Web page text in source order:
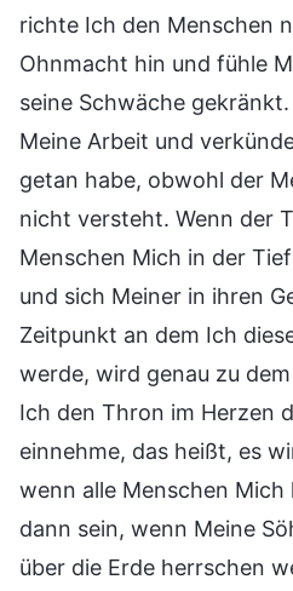
richte Ich den Menschen
Ohnmacht hin und fühle
seine Schwäche
Meine Arbeit und
getan habe, obwohl der
nicht versteht. Wenn der
Menschen Mich in der
und sich Meiner in ihren
Zeitpunkt an dem Ich
werde, wird genau zu
Ich den Thron im Herzen
einnehme, das heißt, es
wenn alle Menschen Mich
dann sein, wenn Meine
über die Erde herrschen